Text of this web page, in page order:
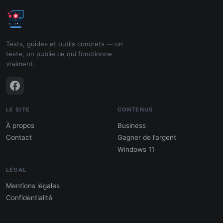
Tests, guides et outils concrets — on
teste, on publie ce qui fonctionne
vraiment.
LE SITE
À propos
Contact
CONTENUS
Business
Gagner de l’argent
Windows 11
LÉGAL
Mentions légales
Confidentialité